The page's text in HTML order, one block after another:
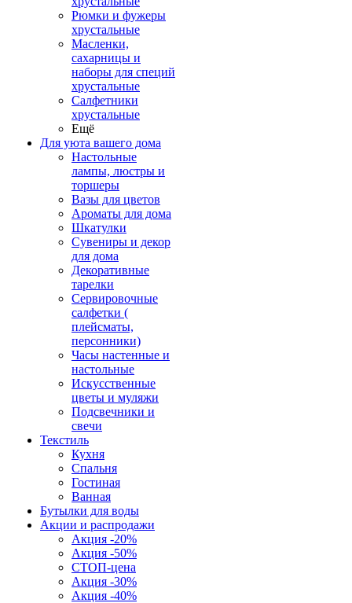
Рюмки и фужеры
хрустальные
Масленки,
сахарницы и
наборы для специй
хрустальные
Салфетники
хрустальные
Ещё
Для уюта вашего дома
Настольные
лампы, люстры и
торшеры
Вазы для цветов
Ароматы для дома
Шкатулки
Сувениры и декор
для дома
Декоративные
тарелки
Сервировочные
салфетки (
плейсматы,
персонники)
Часы настенные и
настольные
Искусственные
цветы и муляжи
Подсвечники и
свечи
Текстиль
Кухня
Спальня
Гостиная
Ванная
Бутылки для воды
Акции и распродажи
Акция -20%
Акция -50%
СТОП-цена
Акция -30%
Акция -40%